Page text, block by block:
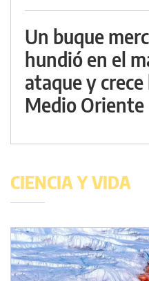
Un buque
hundió en el
ataque y
Medio Oriente
CIENCIA Y VIDA